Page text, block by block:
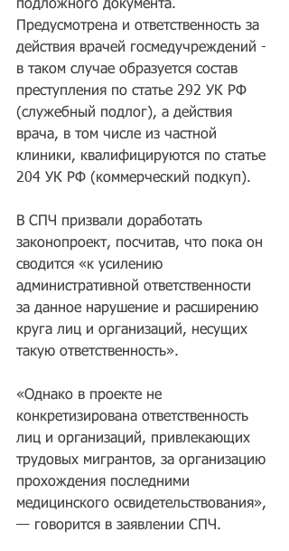
подложного документа.
Предусмотрена и ответственность за
действия врачей госмедучреждений -
в таком случае образуется состав
преступления по статье 292 УК РФ
(служебный подлог), а действия
врача, в том числе из частной
клиники, квалифицируются по статье
204 УК РФ (коммерческий подкуп).
В СПЧ призвали доработать
законопроект, посчитав, что пока он
сводится «к усилению
административной ответственности
за данное нарушение и расширению
круга лиц и организаций, несущих
такую ответственность».
«Однако в проекте не
конкретизирована ответственность
лиц и организаций, привлекающих
трудовых мигрантов, за организацию
прохождения последними
медицинского освидетельствования»,
— говорится в заявлении СПЧ.